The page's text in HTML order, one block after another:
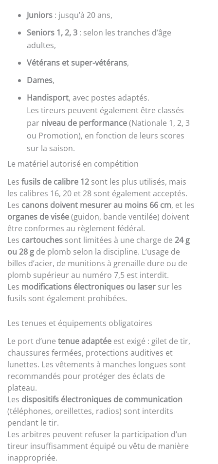
Juniors : jusqu’à 20 ans,
Seniors 1, 2, 3 : selon les tranches d’âge
adultes,
Vétérans et super-vétérans,
Dames,
Handisport, avec postes adaptés.
Les tireurs peuvent également être classés
par niveau de performance(Nationale 1, 2, 3
ou Promotion), en fonction de leurs scores
sur la saison.
Le matériel autorisé en compétition
Les fusils de calibre 12 sont les plus utilisés, mais
les calibres 16, 20 et 28 sont également acceptés.
Les canons doivent mesurer au moins 66 cm, et les
organes de visée(guidon, bande ventilée) doivent
être conformes au règlement fédéral.
Les cartouches sont limitées à une charge de 24 g
ou 28 g de plomb selon la discipline. L’usage de
billes d’acier, de munitions à grenaille dure ou de
plomb supérieur au numéro 7,5 est interdit.
Les modifications électroniques ou laser sur les
fusils sont également prohibées.
Les tenues et équipements obligatoires
Le port d’une tenue adaptée est exigé : gilet de tir,
chaussures fermées, protections auditives et
lunettes. Les vêtements à manches longues sont
recommandés pour protéger des éclats de
plateau.
Les dispositifs électroniques de communication
(téléphones, oreillettes, radios) sont interdits
pendant le tir.
Les arbitres peuvent refuser la participation d’un
tireur insuffisamment équipé ou vêtu de manière
inappropriée.